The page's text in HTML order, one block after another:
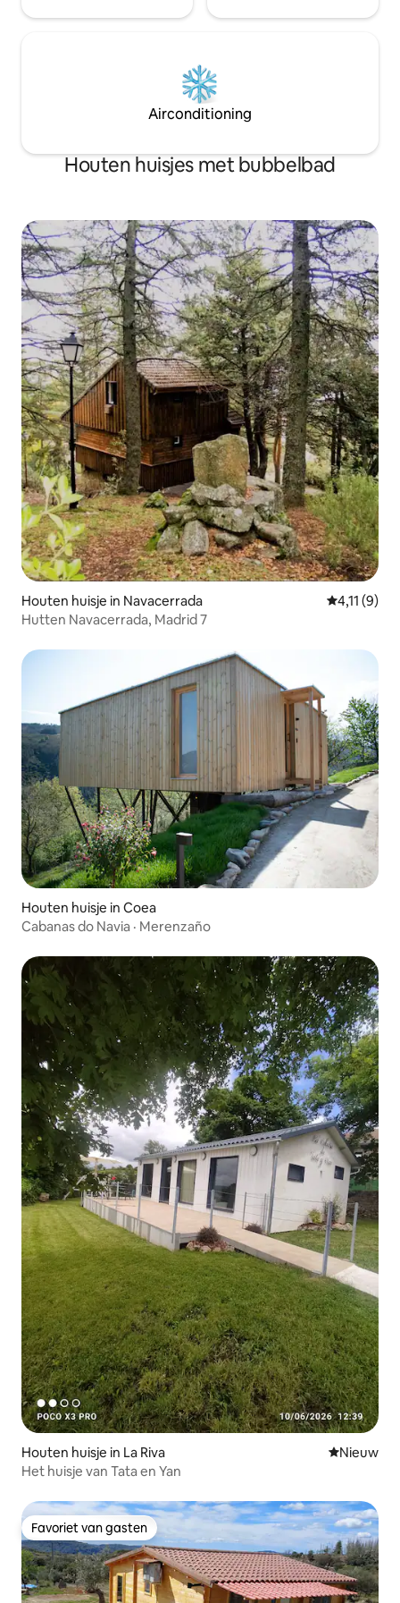
Airconditioning
Houten huisjes met bubbelbad
Houten huisje in Navacerrada
4,11 (9)
Hutten Navacerrada, Madrid 7
Houten huisje in Coea
Cabanas do Navia · Merenzaño
Houten huisje in La Riva Nieuwe
Nieuw
Het huisje van Tata en Yan
Favoriet van gasten
Favoriet van gasten